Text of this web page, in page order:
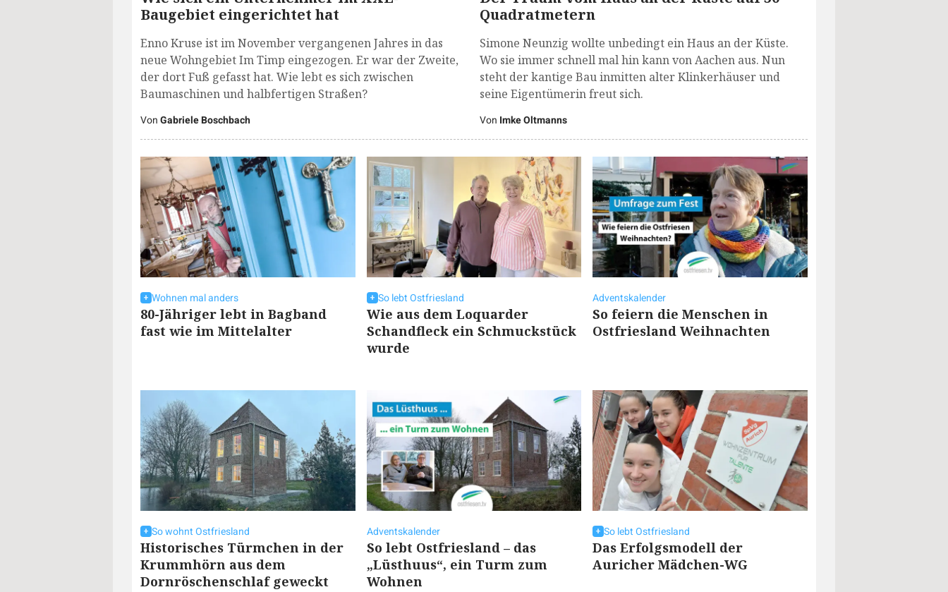
Baugebiet eingerichtet hat
Enno Kruse ist im November vergangenen Jahres in das
neue Wohngebiet Im Timp eingezogen. Er war der Zweite,
der dort Fuß gefasst hat. Wie lebt es sich zwischen
Baumaschinen und halbfertigen Straßen?
VonGabriele Boschbach
Quadratmetern
Simone Neunzig wollte unbedingt ein Haus an der Küste.
Wo sie immer schnell mal hin kann von Aachen aus. Nun
steht der kantige Bau inmitten alter Klinkerhäuser und
seine Eigentümerin freut sich.
Von Imke Oltmanns
Wohnen mal anders
80-Jähriger lebt in Bagband
fast wie im Mittelalter
So lebt Ostfriesland
Wie aus dem Loquarder
Schandfleck ein Schmuckstück
wurde
Adventskalender
So feiern die Menschen in
Ostfriesland Weihnachten
So wohnt Ostfriesland
Historisches Türmchen in der
Krummhörn aus dem
Dornröschenschlaf geweckt
Adventskalender
So lebt Ostfriesland – das
„Lüsthuus“, ein Turm zum
Wohnen
So lebt Ostfriesland
Das Erfolgsmodell der
Auricher Mädchen-WG